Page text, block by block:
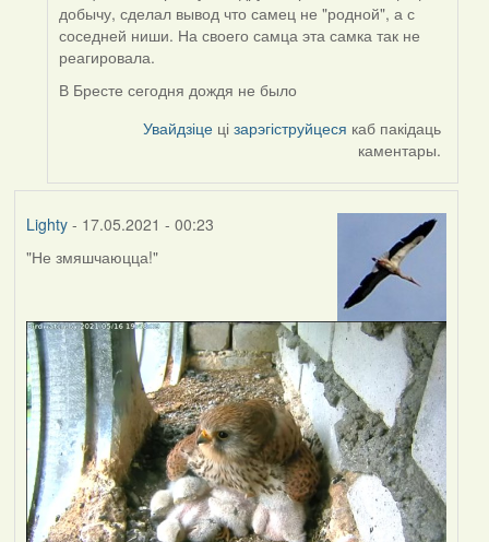
by
Lighty
добычу, сделал вывод что самец не "родной", а с
соседней ниши. На своего самца эта самка так не
реагировала.
В Бресте сегодня дождя не было
Увайдзіце цізарэгіструйцеся каб пакідаць
каментары.
Lighty- 17.05.2021 - 00:23
"Не змяшчаюцца!"